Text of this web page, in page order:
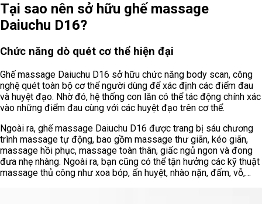
Tại sao nên sở hữu ghế massage
Daiuchu D16?
Chức năng dò quét cơ thể hiện đại
Ghế massage Daiuchu D16 sở hữu chức năng body scan, công
nghệ quét toàn bộ cơ thể người dùng để xác định các điểm đau
và huyệt đạo. Nhờ đó, hệ thống con lăn có thể tác động chính xác
vào những điểm đau cùng với các huyệt đạo trên cơ thể.
Ngoài ra, ghế massage Daiuchu D16 được trang bị sáu chương
trình massage tự động, bao gồm massage thư giãn, kéo giãn,
massage hồi phục, massage toàn thân, giấc ngủ ngon và đong
đưa nhẹ nhàng. Ngoài ra, bạn cũng có thể tận hưởng các kỹ thuật
massage thủ công như xoa bóp, ấn huyệt, nhào nặn, đấm, vỗ,…